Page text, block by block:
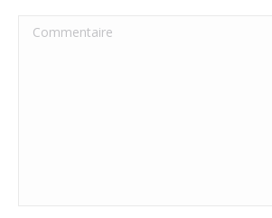
Commentaire